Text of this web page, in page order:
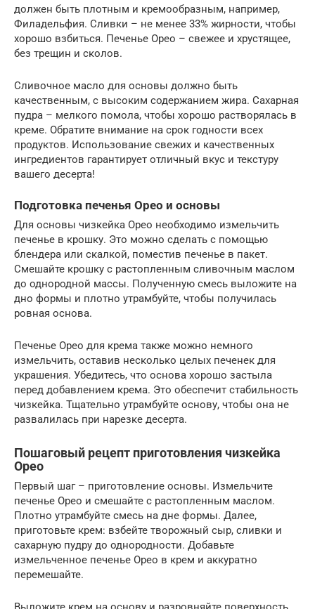
должен быть плотным и кремообразным, например,
Филадельфия. Сливки – не менее 33% жирности, чтобы
хорошо взбиться. Печенье Орео – свежее и хрустящее,
без трещин и сколов.
Сливочное масло для основы должно быть
качественным, с высоким содержанием жира. Сахарная
пудра – мелкого помола, чтобы хорошо растворялась в
креме. Обратите внимание на срок годности всех
продуктов. Использование свежих и качественных
ингредиентов гарантирует отличный вкус и текстуру
вашего десерта!
Подготовка печенья Орео и основы
Для основы чизкейка Орео необходимо измельчить
печенье в крошку. Это можно сделать с помощью
блендера или скалкой, поместив печенье в пакет.
Смешайте крошку с растопленным сливочным маслом
до однородной массы. Полученную смесь выложите на
дно формы и плотно утрамбуйте, чтобы получилась
ровная основа.
Печенье Орео для крема также можно немного
измельчить, оставив несколько целых печенек для
украшения. Убедитесь, что основа хорошо застыла
перед добавлением крема. Это обеспечит стабильность
чизкейка. Тщательно утрамбуйте основу, чтобы она не
развалилась при нарезке десерта.
Пошаговый рецепт приготовления чизкейка
Орео
Первый шаг – приготовление основы. Измельчите
печенье Орео и смешайте с растопленным маслом.
Плотно утрамбуйте смесь на дне формы. Далее,
приготовьте крем: взбейте творожный сыр, сливки и
сахарную пудру до однородности. Добавьте
измельченное печенье Орео в крем и аккуратно
перемешайте.